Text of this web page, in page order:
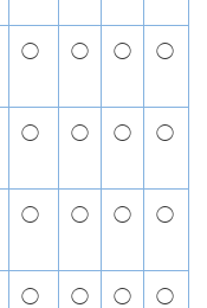
◯ ◯ ◯ ◯
◯ ◯ ◯ ◯
◯ ◯ ◯ ◯
◯ ◯ ◯ ◯